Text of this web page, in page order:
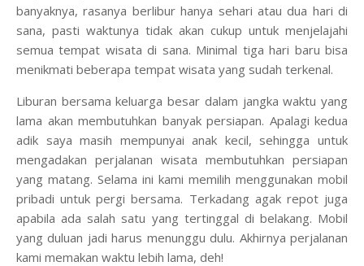
banyaknya, rasanya berlibur hanya sehari atau dua hari di
sana, pasti waktunya tidak akan cukup untuk menjelajahi
semua tempat wisata di sana. Minimal tiga hari baru bisa
menikmati beberapa tempat wisata yang sudah terkenal.
Liburan bersama keluarga besar dalam jangka waktu yang
lama akan membutuhkan banyak persiapan. Apalagi kedua
adik saya masih mempunyai anak kecil, sehingga untuk
mengadakan perjalanan wisata membutuhkan persiapan
yang matang. Selama ini kami memilih menggunakan mobil
pribadi untuk pergi bersama. Terkadang agak repot juga
apabila ada salah satu yang tertinggal di belakang. Mobil
yang duluan jadi harus menunggu dulu. Akhirnya perjalanan
kami memakan waktu lebih lama, deh!